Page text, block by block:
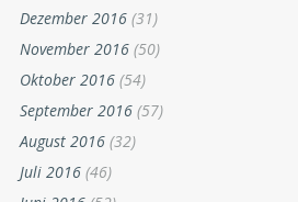
Dezember 2016 (31)
November 2016 (50)
Oktober 2016 (54)
September 2016 (57)
August 2016 (32)
Juli 2016 (46)